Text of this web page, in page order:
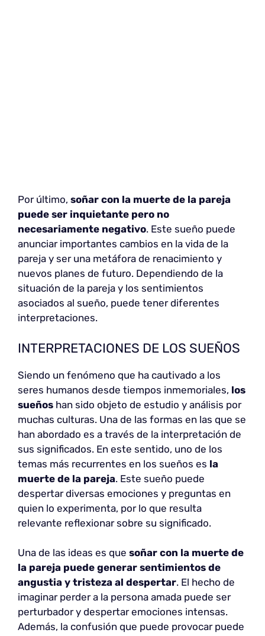
Por último, soñar con la muerte de la pareja
puede ser inquietante pero no
necesariamente negativo. Este sueño puede
anunciar importantes cambios en la vida de la
pareja y ser una metáfora de renacimiento y
nuevos planes de futuro. Dependiendo de la
situación de la pareja y los sentimientos
asociados al sueño, puede tener diferentes
interpretaciones.
INTERPRETACIONES DE LOS SUEÑOS
Siendo un fenómeno que ha cautivado a los
seres humanos desde tiempos inmemoriales, los
sueños han sido objeto de estudio y análisis por
muchas culturas. Una de las formas en las que se
han abordado es a través de la interpretación de
sus significados. En este sentido, uno de los
temas más recurrentes en los sueños es la
muerte de la pareja. Este sueño puede
despertar diversas emociones y preguntas en
quien lo experimenta, por lo que resulta
relevante reflexionar sobre su significado.
Una de las ideas es que soñar con la muerte de
la pareja puede generar sentimientos de
angustia y tristeza al despertar. El hecho de
imaginar perder a la persona amada puede ser
perturbador y despertar emociones intensas.
Además, la confusión que puede provocar puede